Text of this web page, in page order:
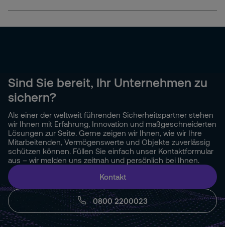
Sind Sie bereit, Ihr Unternehmen zu
sichern?
Als einer der weltweit führenden Sicherheitspartner stehen
wir Ihnen mit Erfahrung, Innovation und maßgeschneiderten
Lösungen zur Seite. Gerne zeigen wir Ihnen, wie wir Ihre
Mitarbeitenden, Vermögenswerte und Objekte zuverlässig
schützen können. Füllen Sie einfach unser Kontaktformular
aus – wir melden uns zeitnah und persönlich bei Ihnen.
0800 2200023
Kontakt